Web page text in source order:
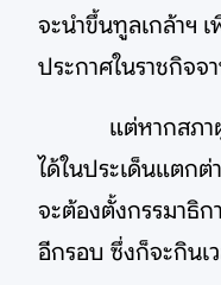
จะนำขึ้นทูลเกล้าฯ
ประกาศในราชกิจจ
แต่หากสภาผู้แ
ได้ในประเด็นแตก
จะต้องตั้งกรรมาธิ
อีกรอบ ซึ่งก็จะกินเ